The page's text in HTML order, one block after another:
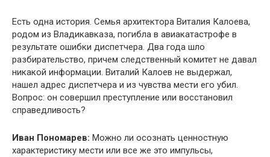
Есть одна история. Семья архитектора Виталия Калоева,
родом из Владикавказа, погибла в авиакатастрофе в
результате ошибки диспетчера. Два года шло
разбирательство, причем следственный комитет не давал
никакой информации. Виталий Калоев не выдержал,
нашел адрес диспетчера и из чувства мести его убил.
Вопрос: он совершил преступление или восстановил
справедливость?
Иван Пономарев: Можно ли осознать ценностную
характеристику мести или все же это импульсы,